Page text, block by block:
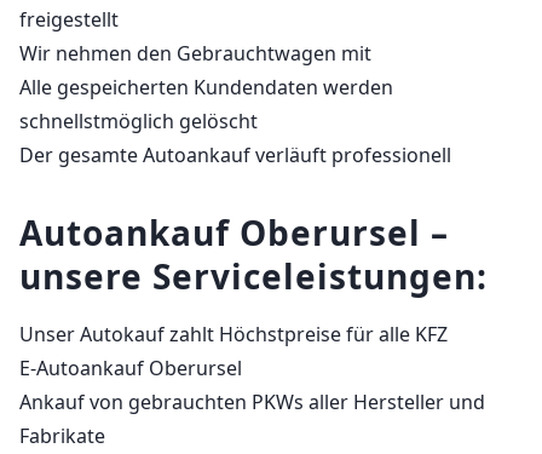
freigestellt
Wir nehmen den Gebrauchtwagen mit
Alle gespeicherten Kundendaten werden
schnellstmöglich gelöscht
Der gesamte Autoankauf verläuft professionell
Autoankauf Oberursel –
unsere Serviceleistungen:
Unser Autokauf zahlt Höchstpreise für alle KFZ
E-Autoankauf Oberursel
Ankauf von gebrauchten PKWs aller Hersteller und
Fabrikate